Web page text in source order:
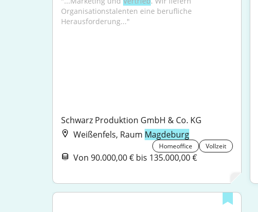
Organisationstalenten eine berufliche
Herausforderung..."
Schwarz Produktion GmbH & Co. KG
Weißenfels, Raum Magdeburg
Homeoffice Vollzeit
Von 90.000,00 € bis 135.000,00 €